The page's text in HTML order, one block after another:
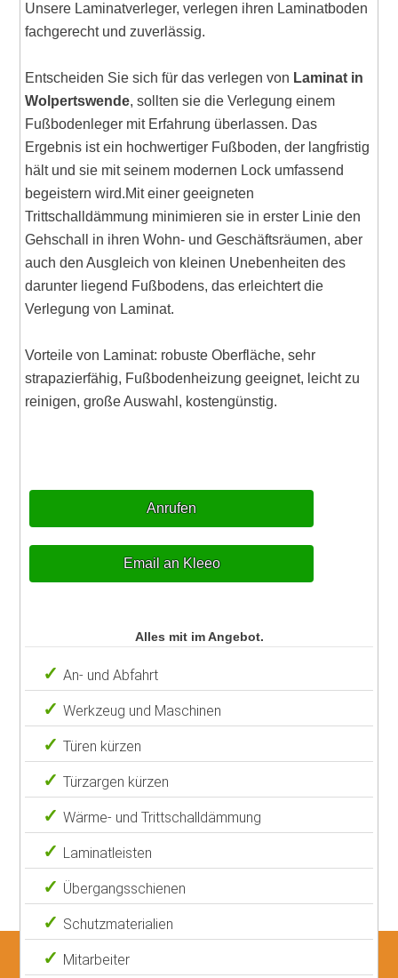
Unsere Laminatverleger, verlegen ihren Laminatboden
fachgerecht und zuverlässig.
Entscheiden Sie sich für das verlegen von Laminat in
Wolpertswende, sollten sie die Verlegung einem
Fußbodenleger mit Erfahrung überlassen. Das
Ergebnis ist ein hochwertiger Fußboden, der langfristig
hält und sie mit seinem modernen Lock umfassend
begeistern wird.Mit einer geeigneten
Trittschalldämmung minimieren sie in erster Linie den
Gehschall in ihren Wohn- und Geschäftsräumen, aber
auch den Ausgleich von kleinen Unebenheiten des
darunter liegend Fußbodens, das erleichtert die
Verlegung von Laminat.
Vorteile von Laminat: robuste Oberfläche, sehr
strapazierfähig, Fußbodenheizung geeignet, leicht zu
reinigen, große Auswahl, kostengünstig.
Anrufen
Email an Kleeo
Alles mit im Angebot.
An- und Abfahrt
Werkzeug und Maschinen
Türen kürzen
Türzargen kürzen
Wärme- und Trittschalldämmung
Laminatleisten
Übergangsschienen
Schutzmaterialien
Mitarbeiter